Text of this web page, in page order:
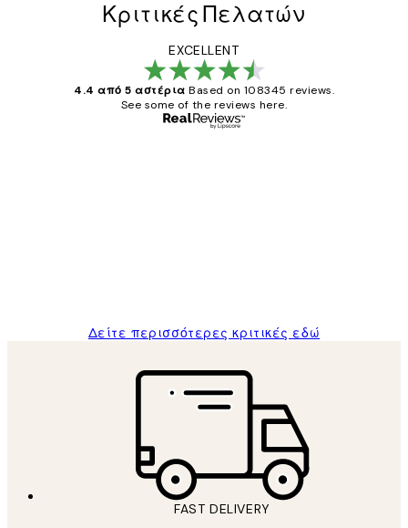
Κριτικές Πελατών
EXCELLENT
4.4 από 5 αστέρια Based on 108345 reviews.
See some of the reviews here.
Δείτε περισσότερες κριτικές εδώ
FAST DELIVERY